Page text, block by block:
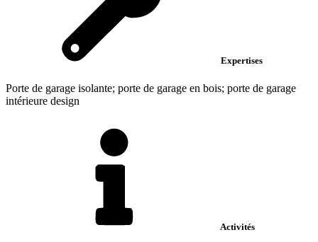
Expertises
Porte de garage isolante; porte de garage en bois; porte de garage
intérieure design
Activités